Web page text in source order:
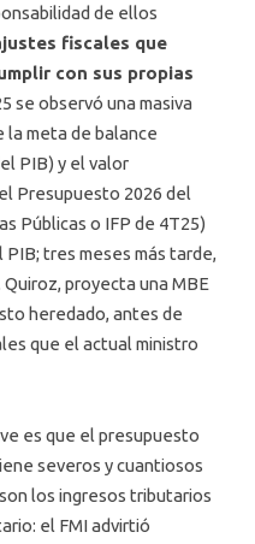
de ellos
fiscales que
con sus propias
se observó una masiva
la meta de balance
PIB) y el valor
Presupuesto 2026 del
Públicas o IFP de 4T25)
tres meses más tarde,
proyecta una MBE
heredado, antes de
que el actual ministro
es que el presupuesto
severos y cuantiosos
los ingresos tributarios
el FMI advirtió